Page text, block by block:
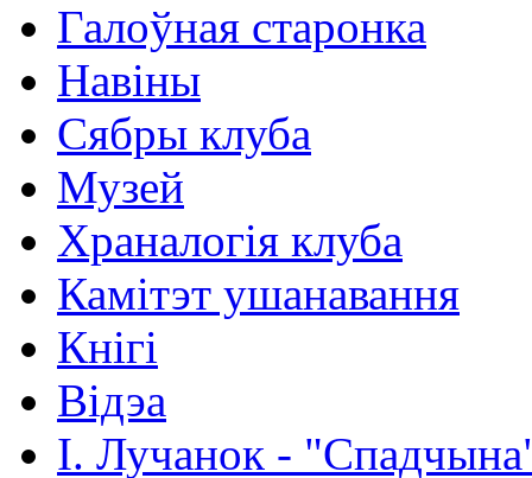
Галоўная старонка
Навіны
Сябры клуба
Музей
Храналогія клуба
Камітэт ушанавання
Кнігі
Відэа
І. Лучанок -